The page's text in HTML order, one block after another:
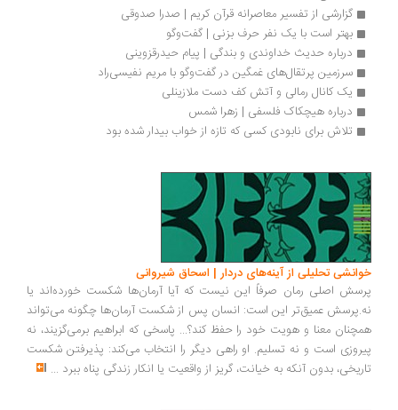
گزارشی از تفسیر معاصرانه قرآن کریم | صدرا صدوقی
بهتر است با یک نفر حرف بزنی | گفت‌وگو
درباره حدیث خداوندی و بندگی | پیام حیدرقزوینی
سرزمین پرتقال‌های غمگین در گفت‌وگو با مریم نفیسی‌راد
یک کانال رمالی و آتش کف دست ملازینلی
درباره هیچکاک فلسفی | زهرا شمس
تلاش برای نابودی کسی که تازه از خواب بیدار شده بود
تحلیلی از آینه‌های دردار | اسحاق شیروانی
اصلی رمان صرفاً این نیست که آیا آرمان‌ها شکست خورده‌اند یا
عمیق‌تر این است: انسان پس از شکست آرمان‌ها چگونه می‌تواند
معنا و هویت خود را حفظ کند؟... پاسخی که ابراهیم برمی‌گزیند، نه
است و نه تسلیم. او راهی دیگر را انتخاب می‌کند: پذیرفتن شکست
بدون آنکه به خیانت، گریز از واقعیت یا انکار زندگی پناه ببرد...